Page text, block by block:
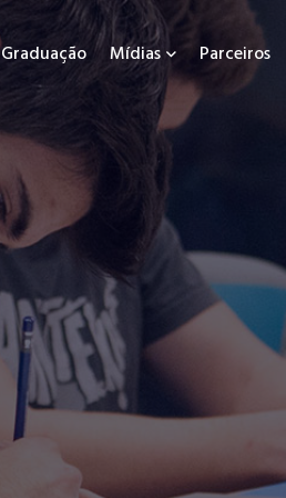
Graduação Mídias Parceiros